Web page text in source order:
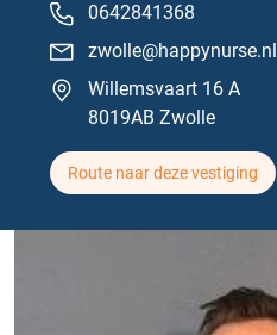
0642841368
zwolle@happynurse.nl
Willemsvaart 16 A
8019AB Zwolle
Route naar deze vestiging